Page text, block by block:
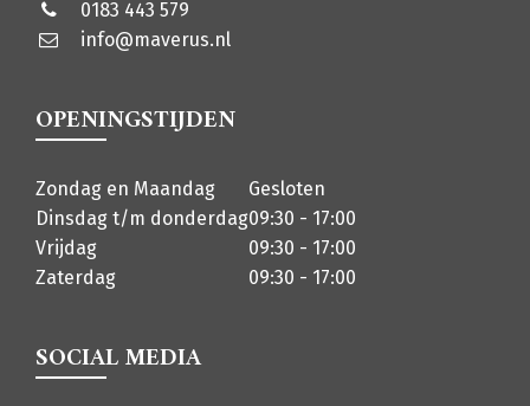
0183 443 579
info@maverus.nl
OPENINGSTIJDEN
Zondag en Maandag
Gesloten
Dinsdag t/m donderdag09:30 - 17:00
Vrijdag
09:30 - 17:00
Zaterdag
09:30 - 17:00
SOCIAL MEDIA